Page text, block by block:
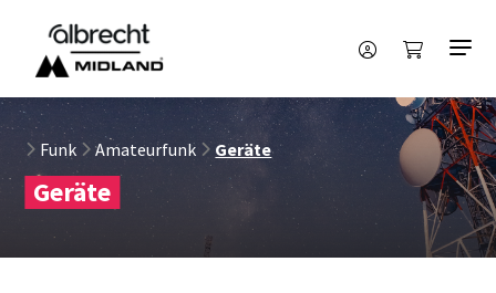
Funk Amateurfunk Geräte
Geräte